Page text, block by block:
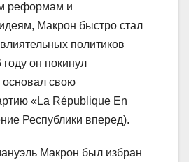
реформам и
Макрон быстро стал
политиков
он покинул
основал свою
«La République En
Республики вперед).
Макрон был избран